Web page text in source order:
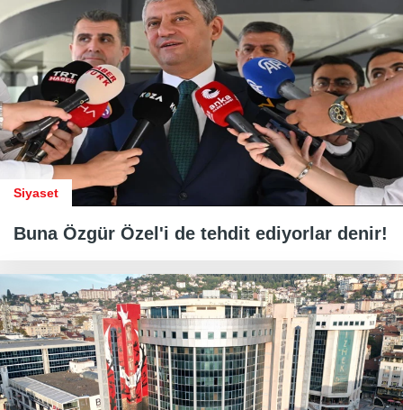
Siyaset
Buna Özgür Özel'i de tehdit ediyorlar denir!